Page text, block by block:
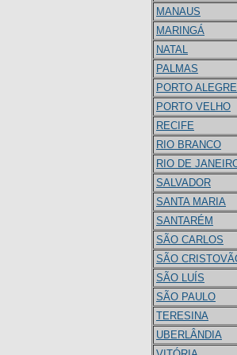
MANAUS
MARINGÁ
NATAL
PALMAS
PORTO ALEGRE
PORTO VELHO
RECIFE
RIO BRANCO
RIO DE
SALVADOR
SANTA MARIA
SANTARÉM
SÃO CARLOS
SÃO
SÃO LUÍS
SÃO PAULO
TERESINA
UBERLÂNDIA